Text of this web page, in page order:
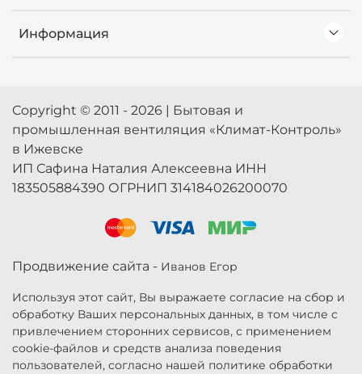
Информация
Copyright © 2011 - 2026 | Бытовая и
промышленная вентиляция «Климат-Контроль»
в Ижевске
ИП Сафина Наталия Алексеевна ИНН
183505884390 ОГРНИП 314184026200070
Продвижение сайта - Иванов Егор
Используя этот сайт, Вы выражаете согласие на сбор и
обработку Ваших персональных данных, в том числе с
привлечением сторонних сервисов, с применением
cookie-файлов и средств анализа поведения
пользователей, согласно нашей политике обработки